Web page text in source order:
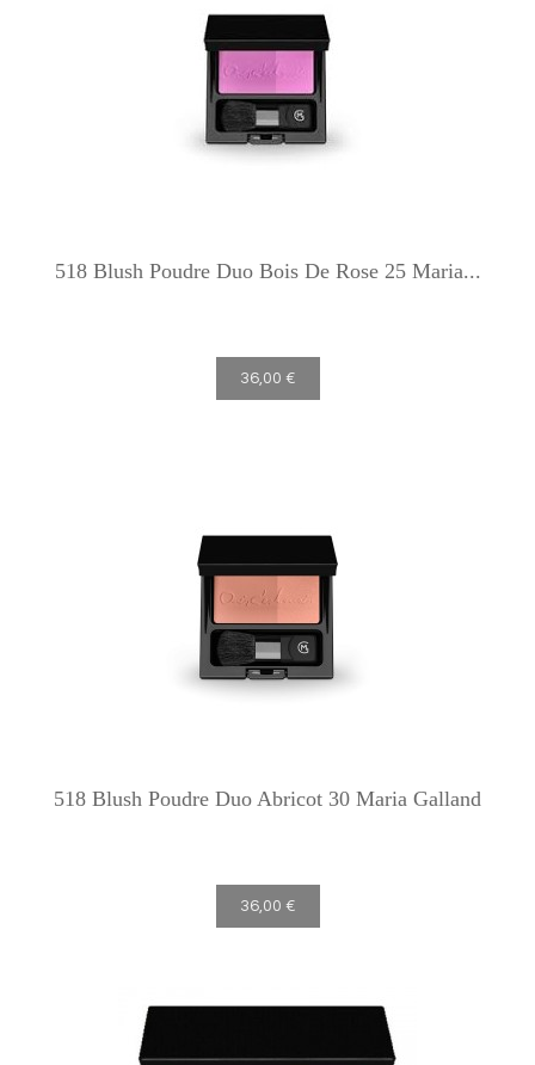
518 Blush Poudre Duo Bois De Rose 25 Maria...
36,00 €
518 Blush Poudre Duo Abricot 30 Maria Galland
36,00 €